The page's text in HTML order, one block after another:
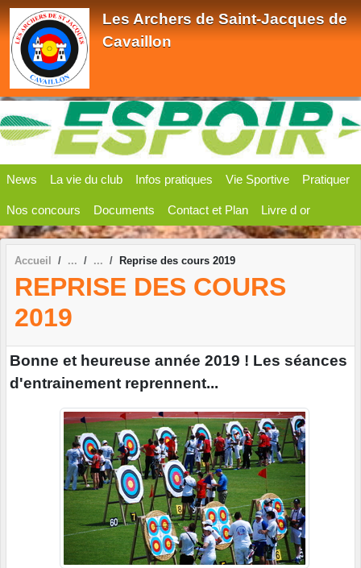
Les Archers de Saint-Jacques de
Cavaillon
News La vie du club Infos pratiques Vie Sportive Pratiquer
Nos concours Documents Contact et Plan Livre d or
Accueil Reprise des cours 2019
REPRISE DES COURS
2019
Bonne et heureuse année 2019 ! Les séances
d'entrainement reprennent...
Panneau de gestion des cookies